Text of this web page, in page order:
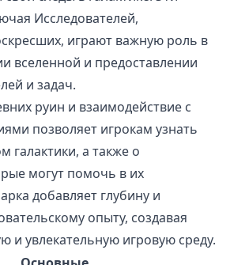
Исследователей,
играют важную роль в
вселенной и предоставлении
и задач.
руин и взаимодействие с
позволяет игрокам узнать
а также о
могут помочь в их
добавляет глубину и
опыту, создавая
и увлекательную игровую среду.